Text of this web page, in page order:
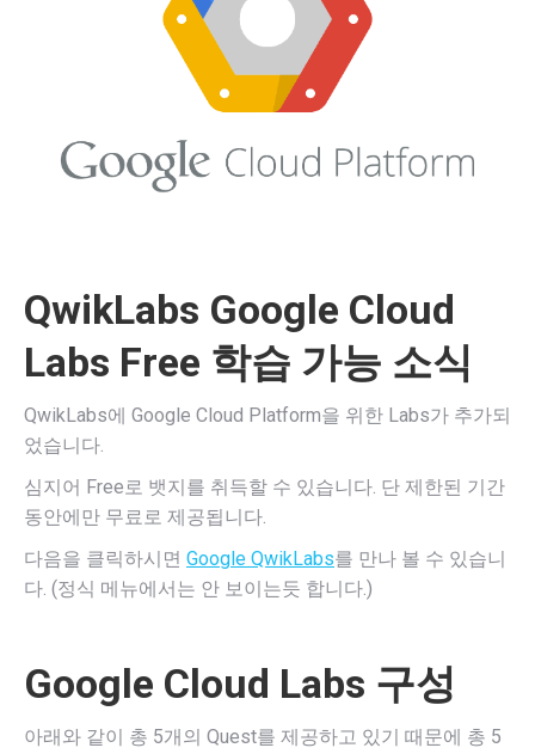
QwikLabs Google Cloud
Labs Free 학습 가능 소식
QwikLabs에 Google Cloud Platform을 위한 Labs가 추가되
었습니다.
심지어 Free로 뱃지를 취득할 수 있습니다. 단 제한된 기간
동안에만 무료로 제공됩니다.
다음을 클릭하시면 Google QwikLabs를 만나 볼 수 있습니
다. (정식 메뉴에서는 안 보이는듯 합니다.)
Google Cloud Labs 구성
아래와 같이 총 5개의 Quest를 제공하고 있기 때문에 총 5